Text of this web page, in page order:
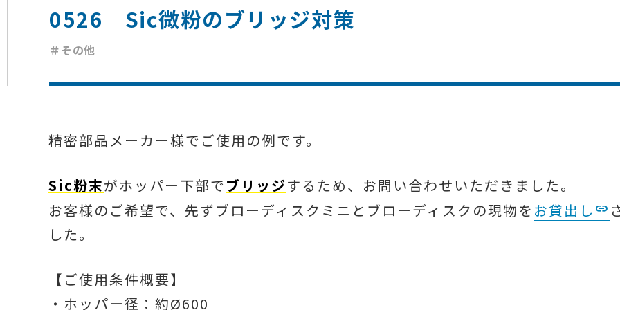
0526 Sic微粉のブリッジ対策
＃その他
精密部品メーカー様でご使用の例です。
Sic粉末がホッパー下部でブリッジするため、お問い合わせいただきました。
お客様のご希望で、先ずブローディスクミニとブローディスクの現物を お貸出し
した。
【ご使用条件概要】
・ホッパー径：約Ø600